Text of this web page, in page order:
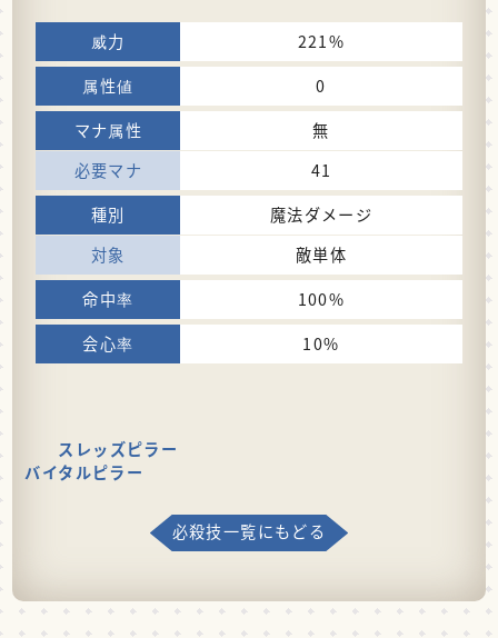
221%
0
無
41
魔法ダメージ
敵単体
100%
10%
スレッズピラー
バイタルピラー
必殺技一覧にもどる